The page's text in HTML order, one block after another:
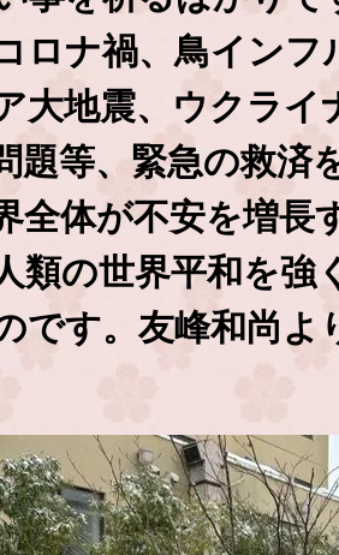
ロナ禍、鳥インフ
大地震、ウクライ
題等、緊急の救済
全体が不安を増長
類の世界平和を強
です。友峰和尚よ